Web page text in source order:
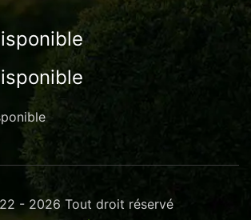
- 2026 Tout droit réservé